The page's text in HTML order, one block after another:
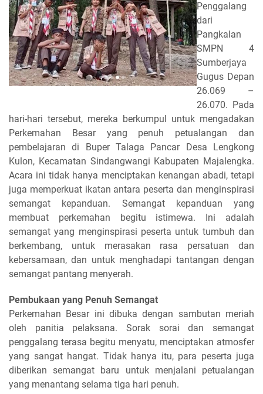
Penggalang
dari
Pangkalan
SMPN 4
Sumberjaya
Gugus Depan
26.069 –
26.070. Pada
hari-hari tersebut, mereka berkumpul untuk mengadakan
Perkemahan Besar yang penuh petualangan dan
pembelajaran di Buper Talaga Pancar Desa Lengkong
Kulon, Kecamatan Sindangwangi Kabupaten Majalengka.
Acara ini tidak hanya menciptakan kenangan abadi, tetapi
juga memperkuat ikatan antara peserta dan menginspirasi
semangat kepanduan. Semangat kepanduan yang
membuat perkemahan begitu istimewa. Ini adalah
semangat yang menginspirasi peserta untuk tumbuh dan
berkembang, untuk merasakan rasa persatuan dan
kebersamaan, dan untuk menghadapi tantangan dengan
semangat pantang menyerah.
Pembukaan yang Penuh Semangat
Perkemahan Besar ini dibuka dengan sambutan meriah
oleh panitia pelaksana. Sorak sorai dan semangat
penggalang terasa begitu menyatu, menciptakan atmosfer
yang sangat hangat. Tidak hanya itu, para peserta juga
diberikan semangat baru untuk menjalani petualangan
yang menantang selama tiga hari penuh.